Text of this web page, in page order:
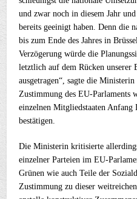
und zwar noch in diesem Jahr
bereits geeinigt haben. Denn die
bis zum Ende des Jahres in
Verzögerung würde die
letztlich auf dem Rücken unserer
ausgetragen“, sagte die
Zustimmung des EU-Parlaments
einzelnen Mitgliedstaaten Anfang
bestätigen.
Die Ministerin kritisierte
einzelner Parteien im EU-
Grünen wie auch Teile der
Zustimmung zu dieser